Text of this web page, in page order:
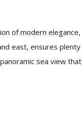
of modern elegance,
east, ensures plenty
sea view that